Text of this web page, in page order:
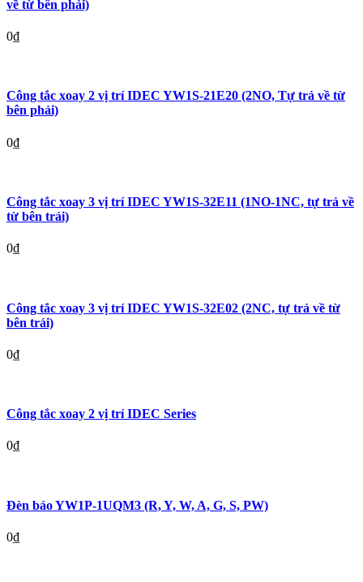
về từ bên phải)
0₫
Công tắc xoay 2 vị trí IDEC YW1S-21E20 (2NO, Tự trả về từ
bên phải)
0₫
Công tắc xoay 3 vị trí IDEC YW1S-32E11 (1NO-1NC, tự trả về
từ bên trái)
0₫
Công tắc xoay 3 vị trí IDEC YW1S-32E02 (2NC, tự trả về từ
bên trái)
0₫
Công tắc xoay 2 vị trí IDEC Series
0₫
Đèn báo YW1P-1UQM3 (R, Y, W, A, G, S, PW)
0₫